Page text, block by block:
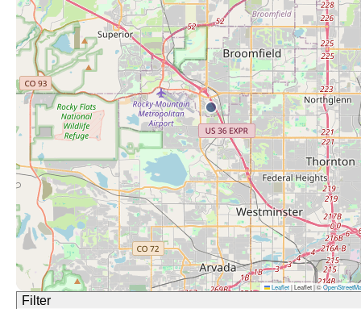
Leaflet|Leaflet | ©
Filter